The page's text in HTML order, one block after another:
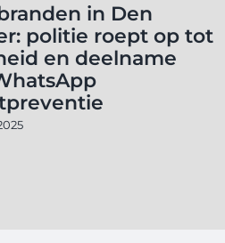
in Den
politie roept op tot
en deelname